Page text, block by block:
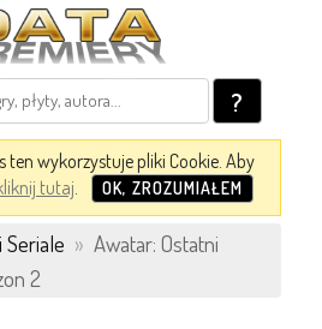
?
ten wykorzystuje pliki Cookie. Aby
tutaj. OK, ZROZUMIAŁEM
Seriale » Awatar: Ostatni
2